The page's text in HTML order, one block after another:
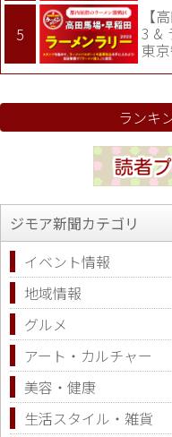
【
3 &
東
ランキ
ジモア新聞カテゴリ
イベント情報
地域情報
グルメ
アート・カルチャー
美容・健康
生活スタイル・雑貨